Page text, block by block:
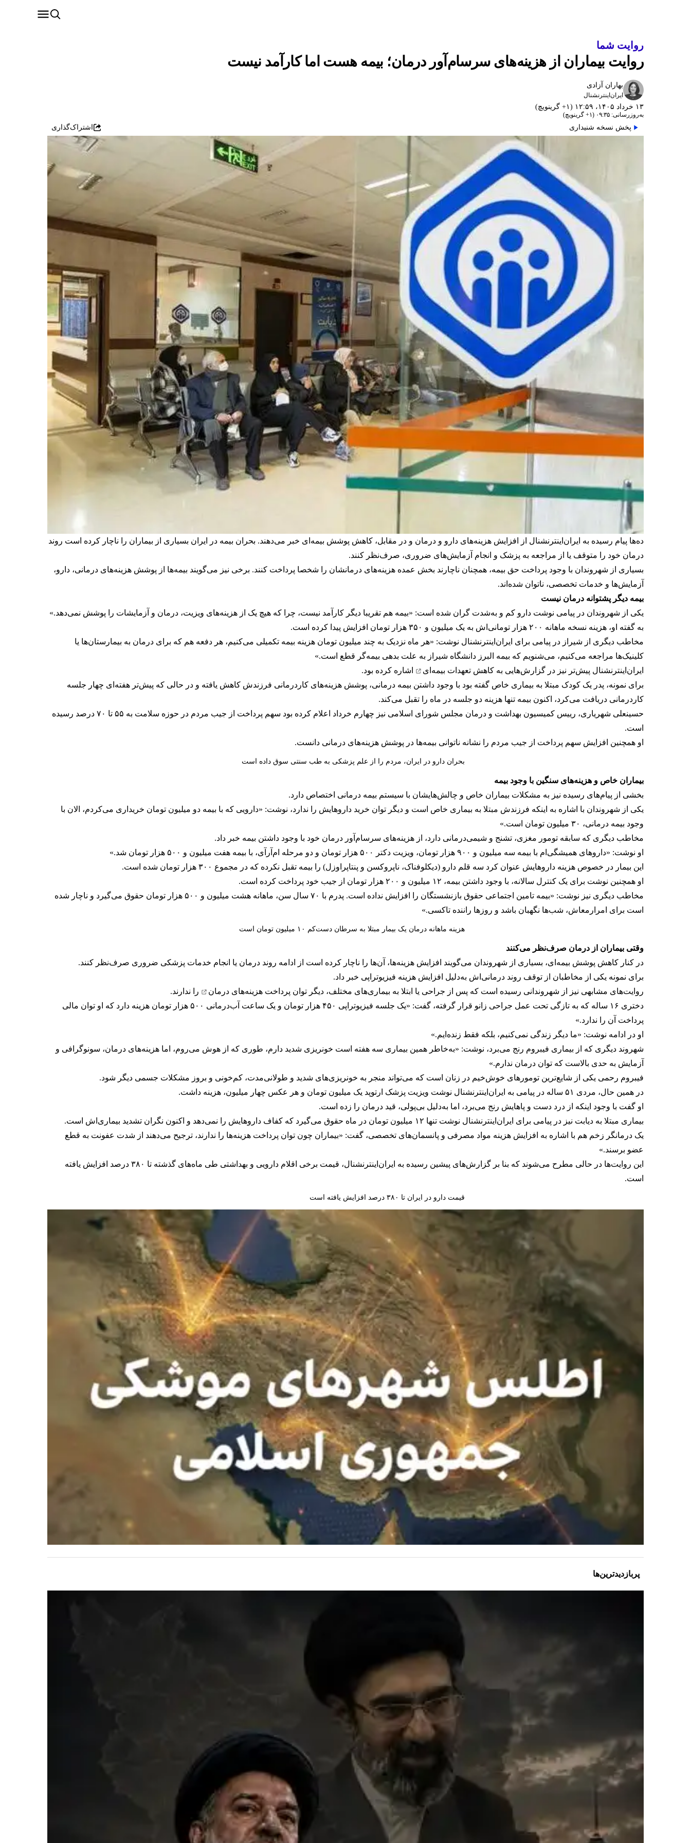
روایت شما
روایت بیماران از هزینه‌های سرسام‌آور درمان؛ بیمه هست اما کارآمد نیست
بهاران آزادی
ایران‌اینترنشنال
۱۳ خرداد ۱۴۰۵، ۱۲:۵۹ (‎+۱ گرینویچ)
به‌روزرسانی: ۰۹:۳۵ (‎+۱ گرینویچ)
پخش نسخه شنیداری اشتراک‌گذاری
ده‌ها پیام رسیده به ایران‌اینترنشنال از افزایش هزینه‌های دارو و درمان و در مقابل، کاهش پوشش بیمه‌ای خبر می‌دهند. بحران بیمه در ایران بسیاری از بیماران را ناچار کرده است روند
درمان خود را متوقف یا از مراجعه به پزشک و انجام آزمایش‌های ضروری، صرف‌نظر کنند.
بسیاری از شهروندان با وجود پرداخت حق بیمه، همچنان ناچارند بخش عمده هزینه‌های درمانشان را شخصا پرداخت کنند. برخی نیز می‌گویند بیمه‌ها از پوشش هزینه‌های درمانی، دارو،
آزمایش‌ها و خدمات تخصصی، ناتوان شده‌اند.
بیمه دیگر پشتوانه درمان نیست
یکی از شهروندان در پیامی نوشت دارو کم و به‌شدت گران شده است: «بیمه هم تقریبا دیگر کارآمد نیست، چرا که هیچ‌ یک از هزینه‌های ویزیت‌، درمان‌ و آزمایشات را پوشش نمی‌دهد.»
به گفته او، هزینه نسخه ماهانه ۲۰۰ هزار تومانی‌اش به یک میلیون و ۳۵۰ هزار تومان افزایش پیدا کرده است.
مخاطب دیگری از شیراز در پیامی برای ایران‌اینترنشنال نوشت: «هر ماه نزدیک به چند میلیون تومان هزینه بیمه تکمیلی می‌کنیم، هر دفعه هم که برای درمان به بیمارستان‌ها یا
کلینیک‌ها مراجعه می‌کنیم، می‌شنویم که بیمه البرز دانشگاه شیراز به علت بدهی بیمه‌گر قطع است.»
ایران‌اینترنشنال پیش‌تر نیز در گزارش‌هایی به کاهش تعهدات بیمه‌ای
اشاره کرده بود.
برای نمونه، پدر یک کودک مبتلا به بیماری خاص گفته بود با وجود داشتن بیمه درمانی، پوشش هزینه‌های کاردرمانی فرزندش کاهش یافته و در حالی که پیش‌تر هفته‌ای چهار جلسه
کاردرمانی دریافت می‌کرد، اکنون بیمه تنها هزینه دو جلسه در ماه را تقبل می‌کند.
حسینعلی شهریاری، رییس کمیسیون بهداشت و درمان مجلس شورای اسلامی نیز چهارم خرداد اعلام کرده بود سهم پرداخت از جیب مردم در حوزه سلامت به ۵۵ تا ۷۰ درصد رسیده
است.
او همچنین افزایش سهم پرداخت از جیب مردم را نشانه ناتوانی بیمه‌ها در پوشش هزینه‌های درمانی دانست.
بحران دارو در ایران، مردم را از علم پزشکی به طب سنتی سوق داده است
بیماران خاص و هزینه‌های سنگین با وجود بیمه
بخشی از پیام‌های رسیده نیز به مشکلات بیماران خاص و چالش‌هایشان با سیستم بیمه درمانی اختصاص دارد.
یکی از شهروندان با اشاره به اینکه فرزندش مبتلا به بیماری خاص است و دیگر توان خرید داروهایش را ندارد، نوشت: «دارویی که با بیمه دو میلیون تومان خریداری می‌کردم، الان با
وجود بیمه درمانی، ۳۰ میلیون تومان است.»
مخاطب دیگری که سابقه تومور مغزی، تشنج و شیمی‌درمانی دارد، از هزینه‌های سرسام‌آور درمان خود با وجود داشتن بیمه خبر داد.
او نوشت: «داروهای همیشگی‌ام با بیمه سه میلیون و ۹۰۰ هزار تومان، ویزیت دکتر ۵۰۰ هزار تومان و دو مرحله ام‌آرآی، با بیمه هفت میلیون و ۵۰۰ هزار تومان شد.»
این بیمار در خصوص هزینه داروهایش عنوان کرد سه قلم دارو (دیکلوفناک، ناپروکسن و پنتاپراوزل) را بیمه تقبل نکرده که در مجموع ۳۰۰ هزار تومان شده است.
او همچنین نوشت برای یک کنترل سالانه، با وجود داشتن بیمه، ۱۲ میلیون و ۲۰۰ هزار تومان از جیب خود پرداخت کرده است.
مخاطب دیگری نیز نوشت: «بیمه تامین اجتماعی حقوق بازنشستگان را افزایش نداده است. پدرم با ۷۰ سال سن، ماهانه هشت میلیون و ۵۰۰ هزار تومان حقوق می‌گیرد و ناچار شده
است برای امرار‌معاش، شب‌ها نگهبان باشد و روزها راننده تاکسی.»
هزینه ماهانه درمان یک بیمار مبتلا به سرطان دست‌کم ۱۰ میلیون تومان است
وقتی بیماران از درمان صرف‌نظر می‌کنند
در کنار کاهش پوشش بیمه‌ای، بسیاری از شهروندان می‌گویند افزایش هزینه‌ها، آن‌ها را ناچار کرده است از ادامه روند درمان یا انجام خدمات پزشکی ضروری صرف‌نظر کنند.
برای نمونه یکی از مخاطبان از توقف روند درمانی‌اش به‌دلیل افزایش هزینه فیزیوتراپی خبر داد.
روایت‌های مشابهی نیز از شهروندانی رسیده است که پس از جراحی یا ابتلا به بیماری‌های مختلف، دیگر توان پرداخت هزینه‌های درمان
را ندارند.
دختری ۱۶ ساله که به تازگی تحت عمل جراحی زانو قرار گرفته، گفت: «یک جلسه فیزیوتراپی ۴۵۰ هزار تومان و یک ساعت آب‌درمانی ۵۰۰ هزار تومان هزینه دارد که او توان مالی
پرداخت آن را ندارد.»
او در ادامه نوشت: «ما دیگر زندگی نمی‌کنیم، بلکه فقط زنده‌ایم.»
شهروند دیگری که از بیماری فیبروم رنج می‌برد، نوشت: «به‌خاطر همین بیماری سه هفته است خونریزی شدید دارم، طوری که از هوش می‌روم، اما هزینه‌های درمان، سونوگرافی و
آزمایش به حدی بالاست که توان درمان ندارم.»
فیبروم رحمی یکی از شایع‌ترین تومورهای خوش‌خیم در زنان است که می‌تواند منجر به خونریزی‌های شدید و طولانی‌مدت، کم‌خونی و بروز مشکلات جسمی دیگر شود.
در همین حال، مردی ۵۱ ساله در پیامی به ایران‌اینترنشنال نوشت ویزیت پزشک ارتوپد یک میلیون تومان و هر عکس چهار میلیون، هزینه داشت.
او گفت با وجود اینکه از درد دست و پاهایش رنج می‌برد، اما به‌دلیل بی‌پولی، قید درمان را زده است.
بیماری مبتلا به دیابت نیز در پیامی برای ایران‌اینترنشنال نوشت تنها ۱۲ میلیون تومان در ماه حقوق می‌گیرد که کفاف داروهایش را نمی‌دهد و اکنون نگران تشدید بیماری‌اش است.
یک درمانگر زخم هم با اشاره به افزایش هزینه مواد مصرفی و پانسمان‌های تخصصی، گفت: «بیماران چون توان پرداخت هزینه‌ها را ندارند، ترجیح می‌دهند از شدت عفونت به قطع
عضو برسند.»
این روایت‌ها در حالی مطرح می‌شوند که بنا بر گزارش‌های پیشین رسیده به ایران‌اینترنشنال، قیمت برخی اقلام دارویی و بهداشتی طی ماه‌های گذشته تا ۳۸۰ درصد افزایش یافته
است.
قیمت دارو در ایران تا ۳۸۰ درصد افزایش یافته است
پربازدیدترین‌ها